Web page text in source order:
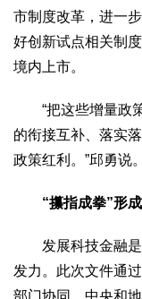
市制度改革，进一
好创新试点相关制
境内上市。
“把这些增量政策
的衔接互补、落实
政策红利。”邱勇说。
“攥指成拳”形
发展科技金融是
发力。此次文件通
部门协同、中央和地